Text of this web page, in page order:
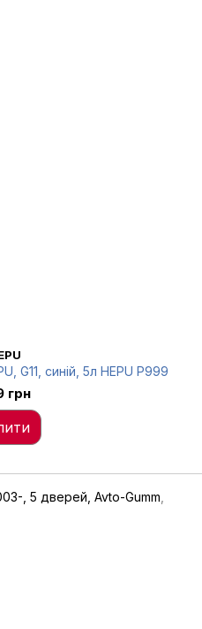
G11, синій, 5л HEPU P999
грн